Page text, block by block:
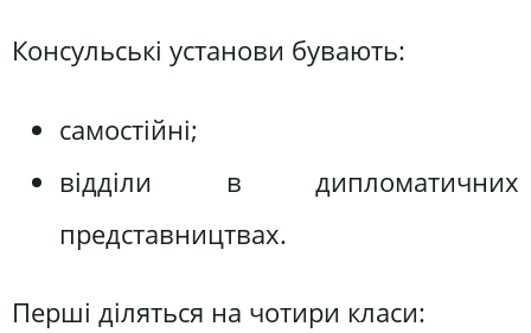
Консульські установи бувають:
самостійні;
відділи в дипломатичних
представництвах.
Перші діляться на чотири класи: